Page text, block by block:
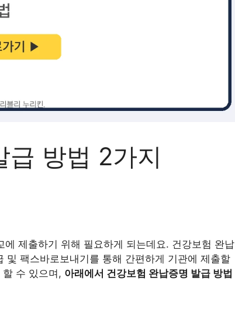
급 방법 2가지
제출하기 위해 필요하게 되는데요. 건강보험 완납
팩스바로보내기를 통해 간편하게 기관에 제출할
수 있으며, 아래에서 건강보험 완납증명 발급 방법